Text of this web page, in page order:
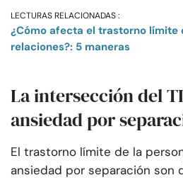
LECTURAS RELACIONADAS :
¿Cómo afecta el trastorno límite
relaciones?: 5 maneras
La intersección del
ansiedad por
El trastorno límite de la
ansiedad por separación son